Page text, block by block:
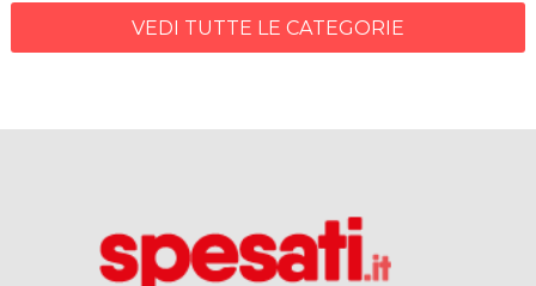
VEDI TUTTE LE CATEGORIE